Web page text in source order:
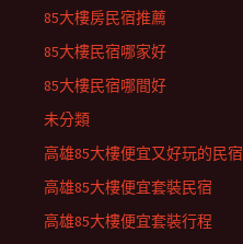
85大樓房民宿推薦
85大樓民宿哪家好
85大樓民宿哪間好
未分類
高雄85大樓便宜又好玩的民宿
高雄85大樓便宜套裝民宿
高雄85大樓便宜套裝行程